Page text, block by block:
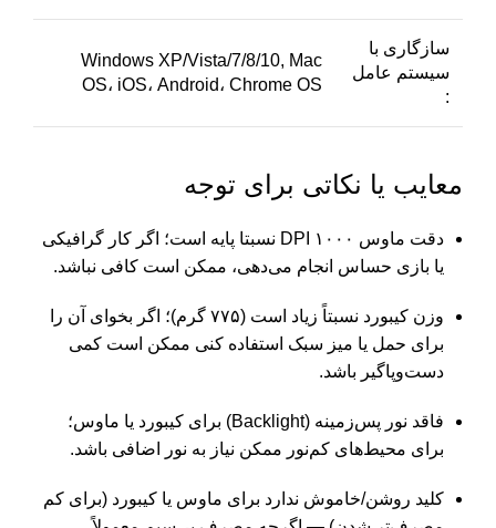
سازگاری با
سیستم عامل
:
Windows XP/Vista/7/8/10, Mac
OS، iOS، Android، Chrome OS
معایب یا نکاتی برای توجه
دقت ماوس ۱۰۰۰ DPI نسبتا پایه است؛ اگر کار گرافیکی
یا بازی حساس انجام می‌دهی، ممکن است کافی نباشد.
وزن کیبورد نسبتاً زیاد است (۷۷۵ گرم)؛ اگر بخوای آن را
برای حمل یا میز سبک استفاده کنی ممکن است کمی
دست‌وپاگیر باشد.
فاقد نور پس‌زمینه (Backlight) برای کیبورد یا ماوس؛
برای محیط‌های کم‌نور ممکن نیاز به نور اضافی باشد.
کلید روشن/خاموش ندارد برای ماوس یا کیبورد (برای کم